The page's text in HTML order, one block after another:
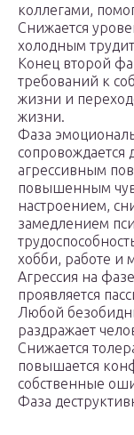
коллегами,
Снижается
холодным
Конец второй
требований к
жизни и
жизни.
Фаза
сопровождается
агрессивным
повышенным
настроением,
замедлением
хобби, работе и
Агрессия на
проявляется
Любой
раздражает
Снижается
повышается
собственные
Фаза